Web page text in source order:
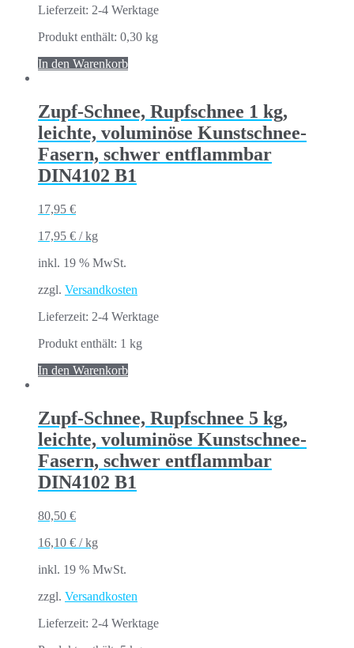
Lieferzeit: 2-4 Werktage
Produkt enthält: 0,30 kg
In den Warenkorb
Zupf-Schnee, Rupfschnee 1 kg,
leichte, voluminöse Kunstschnee-
Fasern, schwer entflammbar
DIN4102 B1
17,95 €
17,95 € /kg
inkl. 19 % MwSt.
zzgl. Versandkosten
Lieferzeit: 2-4 Werktage
Produkt enthält: 1 kg
In den Warenkorb
Zupf-Schnee, Rupfschnee 5 kg,
leichte, voluminöse Kunstschnee-
Fasern, schwer entflammbar
DIN4102 B1
80,50 €
16,10 € /kg
inkl. 19 % MwSt.
zzgl. Versandkosten
Lieferzeit: 2-4 Werktage